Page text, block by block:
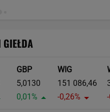
GIEŁDA
GBP
5,0130
0,01%
WIG
151 086,46
-0,26%